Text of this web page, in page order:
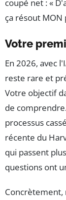
coupé net : «
ça résout MON
Votre
En 2026, avec
reste rare et
Votre objectif
de
processus
récente du
qui passent
questions ont
Concrètement,